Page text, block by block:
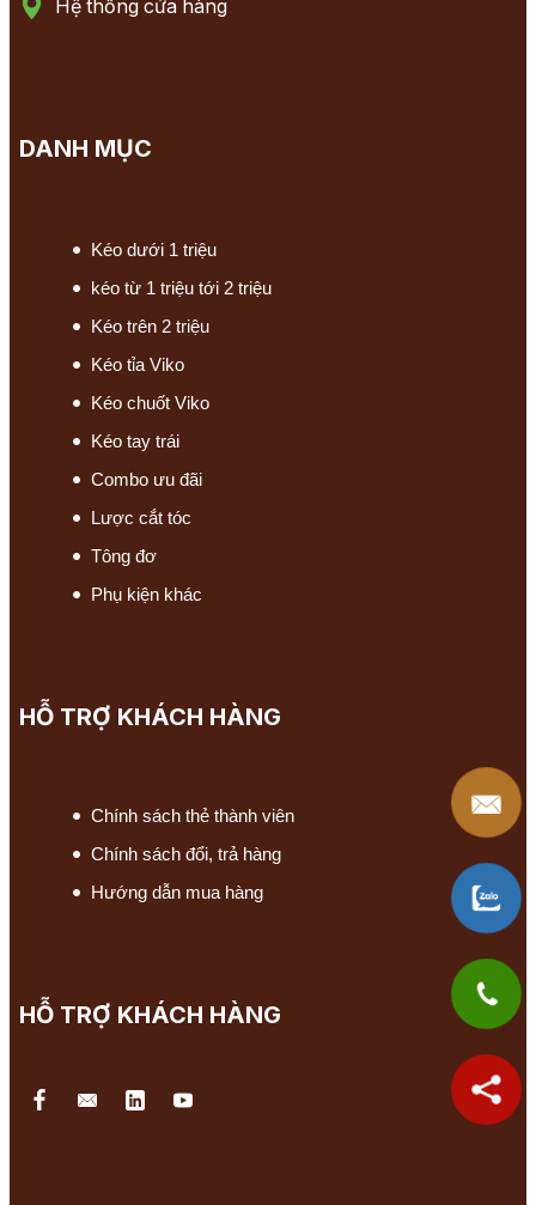
Hệ thống cửa hàng
DANH MỤC
Kéo dưới 1 triệu
kéo từ 1 triệu tới 2 triệu
Kéo trên 2 triệu
Kéo tỉa Viko
Kéo chuốt Viko
Kéo tay trái
Combo ưu đãi
Lược cắt tóc
Tông đơ
Phụ kiện khác
HỖ TRỢ KHÁCH HÀNG
Chính sách thẻ thành viên
Chính sách đổi, trả hàng
Hướng dẫn mua hàng
HỖ TRỢ KHÁCH HÀNG